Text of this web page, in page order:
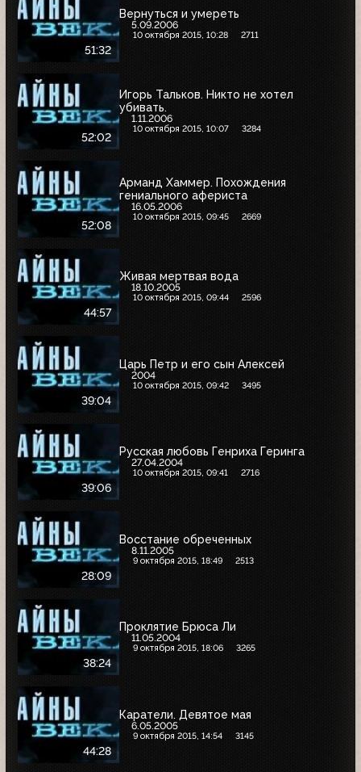
51:32
Вернуться и умереть
5.09.2006
10 октября 2015, 10:28 2711
52:02
Игорь Тальков. Никто не хотел
убивать.
1.11.2006
10 октября 2015, 10:07 3284
52:08
Арманд Хаммер. Похождения
гениального афериста
16.05.2006
10 октября 2015, 09:45 2669
44:57
Живая мертвая вода
18.10.2005
10 октября 2015, 09:44 2596
39:04
Царь Петр и его сын Алексей
2004
10 октября 2015, 09:42 3495
39:06
Русская любовь Генриха Геринга
27.04.2004
10 октября 2015, 09:41 2716
28:09
Восстание обреченных
8.11.2005
9 октября 2015, 18:49 2513
38:24
Проклятие Брюса Ли
11.05.2004
9 октября 2015, 18:06 3265
44:28
Каратели. Девятое мая
6.05.2005
9 октября 2015, 14:54 3145